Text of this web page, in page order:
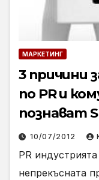
МАРКЕТИНГ
3 причини
по PR и
познават
10/07/2012
PR
непрекъсната